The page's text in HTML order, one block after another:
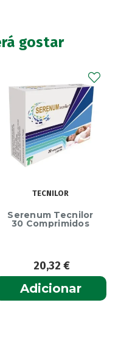
gostar
TECNILOR
Serenum Tecnilor
30 Comprimidos
20,32€
Adicionar